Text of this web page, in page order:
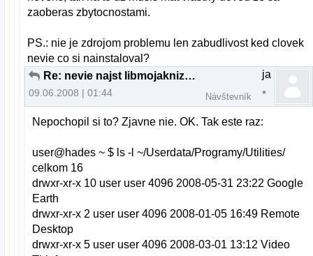
zaoberas zbytocnostami.
PS.: nie je zdrojom problemu len zabudlivost ked clovek
nevie co si nainstaloval?
Re: nevie najst libmojakniznica.so v akt. adresari
09.06.2008 | 01:44
ja
Návštevník
Nepochopil si to? Zjavne nie. OK. Tak este raz:
user@hades ~ $ ls -l ~/Userdata/Programy/Utilities/
celkom 16
drwxr-xr-x 10 user user 4096 2008-05-31 23:22 Google
Earth
drwxr-xr-x 2 user user 4096 2008-01-05 16:49 Remote
Desktop
drwxr-xr-x 5 user user 4096 2008-03-01 13:12 Video